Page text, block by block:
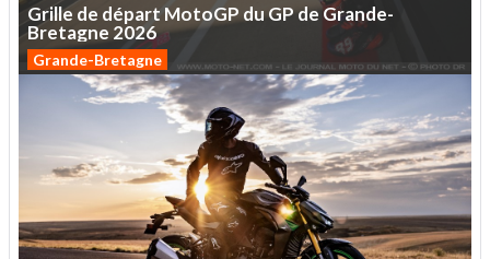
Grille de départ MotoGP duGPdeGrande-
Bretagne 2026
Grande-Bretagne